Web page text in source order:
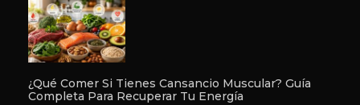
¿Qué Comer Si Tienes Cansancio Muscular? Guía
Completa Para Recuperar Tu Energía